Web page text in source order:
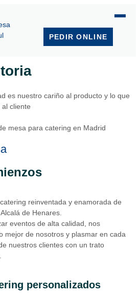
PEDIR ONLINE
es nuestro cariño al producto y lo que
cliente
reinventada y enamorada de
de Henares.
eventos de alta calidad, nos
mejor de nosotros y plasmar en cada
nuestros clientes con un trato
personalizados